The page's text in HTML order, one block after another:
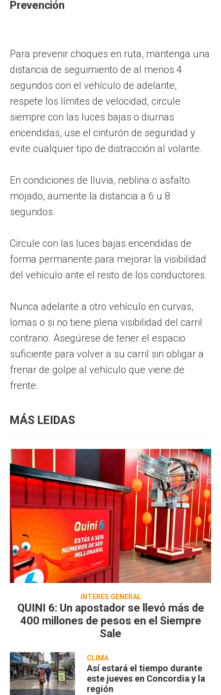
Prevención
Para prevenir choques en ruta, mantenga una
distancia de seguimiento de al menos 4
segundos con el vehículo de adelante,
respete los límites de velocidad, circule
siempre con las luces bajas o diurnas
encendidas, use el cinturón de seguridad y
evite cualquier tipo de distracción al volante.
En condiciones de lluvia, neblina o asfalto
mojado, aumente la distancia a 6 u 8
segundos.
Circule con las luces bajas encendidas de
forma permanente para mejorar la visibilidad
del vehículo ante el resto de los conductores.
Nunca adelante a otro vehículo en curvas,
lomas o si no tiene plena visibilidad del carril
contrario. Asegúrese de tener el espacio
suficiente para volver a su carril sin obligar a
frenar de golpe al vehículo que viene de
frente.
MÁS LEIDAS
INTERÉS GENERAL
QUINI 6: Un apostador se llevó más de
400 millones de pesos en el Siempre
Sale
CLIMA
Así estará el tiempo durante
este jueves en Concordia y la
región